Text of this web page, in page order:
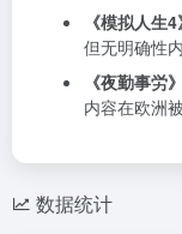
《模拟人生4
但无明确性内
《夜勤事労》
内容在欧洲
数据统计